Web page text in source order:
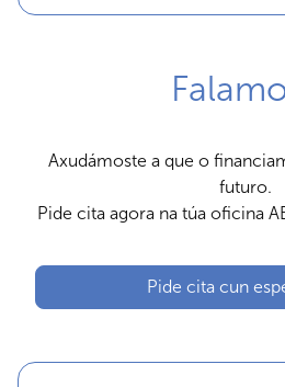
Axudámoste a que o
futuro.
Pide cita agora na túa oficina
Pide cita cun